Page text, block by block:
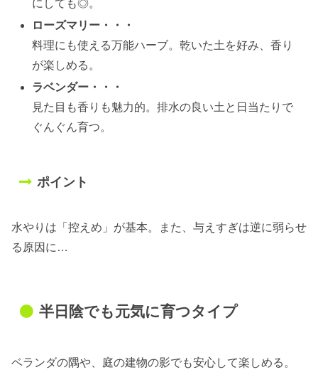
にしても◎。
ローズマリー・・・
料理にも使える万能ハーブ。乾いた土を好み、香り
が楽しめる。
ラベンダー・・・
見た目も香りも魅力的。排水の良い土と日当たりで
ぐんぐん育つ。
ポイント
水やりは「控えめ」が基本。また、与えすぎは逆に弱らせ
る原因に…
半日陰でも元気に育つタイプ
ベランダの隅や、庭の建物の影でも安心して楽しめる。